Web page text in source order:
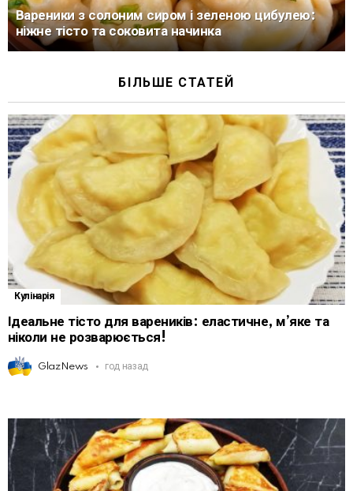
Вареники з солоним сиром і зеленою цибулею:
ніжне тісто та соковита начинка
БІЛЬШЕ СТАТЕЙ
Кулінарія
Ідеальне тісто для вареників: еластичне, м’яке та
ніколи не розварюється!
GlazNews год назад